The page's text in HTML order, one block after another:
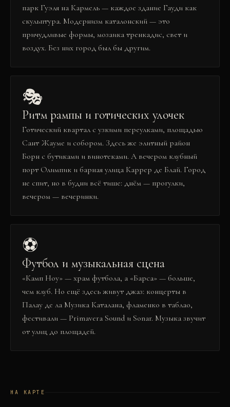
парк Гуэля на Кармель — каждое здание Гауди как
скульптура. Модернизм каталонский — это
причудливые формы, мозаика тренкадис, свет и
воздух. Без них город был бы другим.
🎭
Ритм рампы и готических улочек
Готический квартал с узкими переулками, площадью
Сант Жауме и собором. Здесь же элитный район
Борн с бутиками и винотеками. А вечером клубный
порт Олимпик и барная улица Каррер де Блай. Город
не спит, но в будни всё тише: днём — прогулки,
вечером — вечеринки.
⚽
Футбол и музыкальная сцена
«Камп Ноу» — храм футбола, а «Барса» — больше,
чем клуб. Но ещё здесь живут джаз: концерты в
Палау де ла Музика Каталана, фламенко в таблао,
фестивали — Primavera Sound и Sonar. Музыка звучит
от улиц до площадей.
НА КАРТЕ